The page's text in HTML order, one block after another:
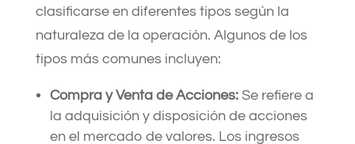
clasificarse en diferentes tipos según la
naturaleza de la operación. Algunos de los
tipos más comunes incluyen:
Compra y Venta de Acciones:Se refiere a
la adquisición y disposición de acciones
en el mercado de valores. Los ingresos